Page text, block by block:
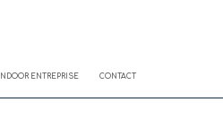
INDOOR ENTREPRISE CONTACT